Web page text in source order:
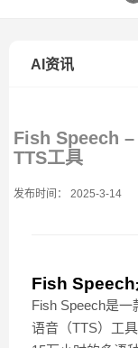
AI资讯
Fish Speech –
TTS工具
发布时间： 2025-3-14
Fish Speech
Fish Speech是一
语音（TTS）工